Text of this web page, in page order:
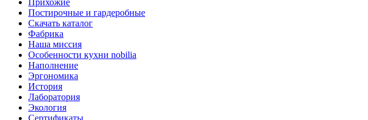
Прихожие
Постирочные и гардеробные
Скачать каталог
Фабрика
Наша миссия
Особенности кухни nobilia
Наполнение
Эргономика
История
Лаборатория
Экология
Сертификаты